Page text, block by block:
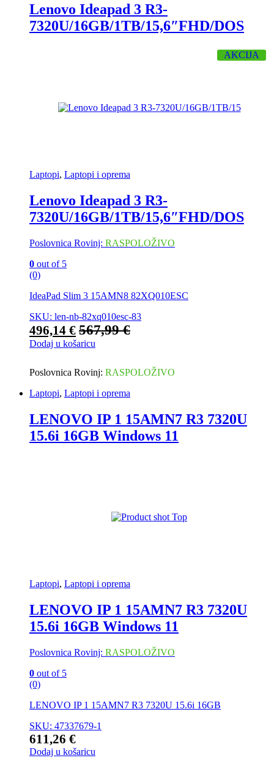
Lenovo Ideapad 3 R3-
7320U/16GB/1TB/15,6″FHD/DOS
AKCIJA
Laptopi, Laptopi i oprema
Lenovo Ideapad 3 R3-
7320U/16GB/1TB/15,6″FHD/DOS
Poslovnica Rovinj: RASPOLOŽIVO
0 out of 5
(0)
IdeaPad Slim 3 15AMN8 82XQ010ESC
SKU: len-nb-82xq010esc-83
496,14 € 567,99€
Dodaj u košaricu
Poslovnica Rovinj: RASPOLOŽIVO
Laptopi, Laptopi i oprema
LENOVO IP 1 15AMN7 R3 7320U
15.6i 16GB Windows 11
Laptopi, Laptopi i oprema
LENOVO IP 1 15AMN7 R3 7320U
15.6i 16GB Windows 11
Poslovnica Rovinj: RASPOLOŽIVO
0 out of 5
(0)
LENOVO IP 1 15AMN7 R3 7320U 15.6i 16GB
SKU: 47337679-1
611,26 €
Dodaj u košaricu